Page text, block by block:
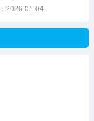
2026-01-04